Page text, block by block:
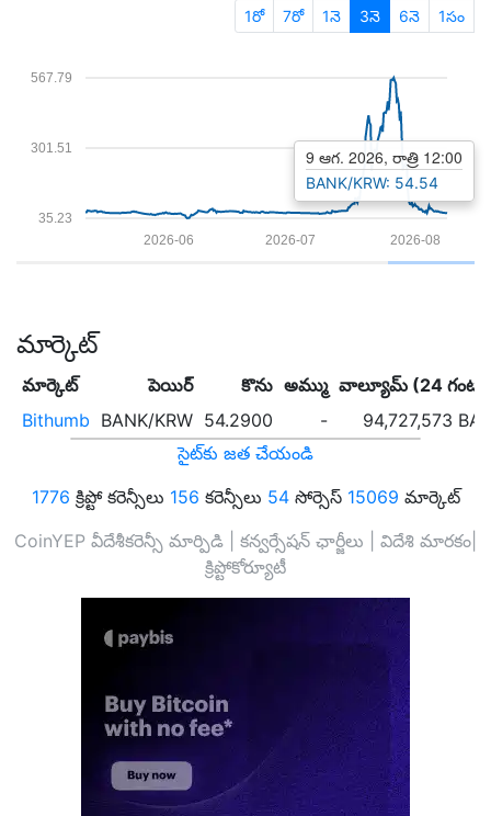
1రో 7రో 1నె 3నె 6నె 1సం
35.23
301.51
567.79
2026-08
2026-07
2026-06
9 ఆగ. 2026, రాత్రి 12:00
BANK/KRW: 54.54
మార్కెట్
మార్కెట్ పెయిర్ కొను అమ్ము వాల్యూమ్ (24
Bithumb BANK/KRW 54.2900 -
94,727,573
సైట్‌కు జత చేయండి
1776 క్రిప్టో కరెన్సీలు 156 కరెన్సీలు 54సోర్సెస్ 15069 మార్కెట్
CoinYEP వీదేశీకరెన్సీ మార్పిడి | కన్వర్సేషన్ ఛార్జీలు | విదేశి మారకం|
క్రిప్టోకోర్యూటీ